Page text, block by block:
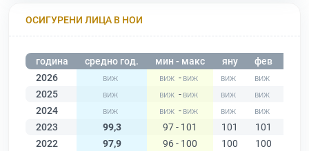
ОСИГУРЕНИ ЛИЦА В НОИ
година средно год. мин - макс яну фев
2026
-
2025
-
2024
-
2023
99,3 97 - 101 101 101
2022
97,9 96 - 100 100 100